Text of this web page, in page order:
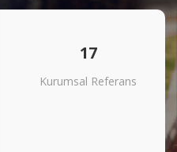
17
Kurumsal Referans